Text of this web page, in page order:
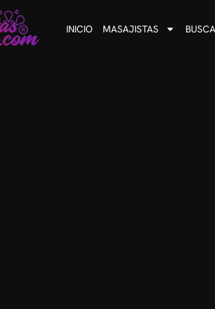
INICIO MASAJISTAS
Masajes anti estrés,